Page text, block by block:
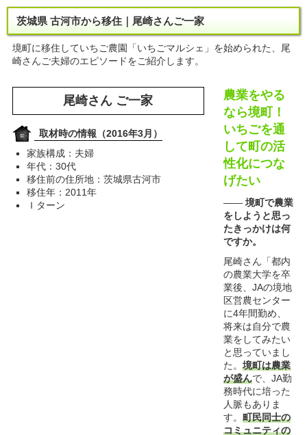
茨城県 古河市から移住｜尾崎さんご一家
境町に移住していちご農園「いちごマルシェ」を始められた、尾
崎さんご夫婦のエピソードをご紹介します。
尾崎さん ご一家
取材時の情報（2016年3月）
家族構成：夫婦
年代：30代
移住前の住所地：茨城県古河市
移住年：2011年
Ｉターン
農業をやる
なら境町！
いちごを通
して町の活
性化につな
げたい
―― 境町で農業
をしようと思っ
たきっかけは何
ですか。
尾崎さん「都内
の農業大学を卒
業後、JAの境地
区営農センター
に4年間勤め、
将来は自分で農
業をしてみたい
と思っていまし
た。 境町は農業
が盛んで、JA勤
務時代に培った
人脈もありま
す。 町民同士の
コミュニティの